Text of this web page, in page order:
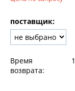
поставщик:
Время
возврата: